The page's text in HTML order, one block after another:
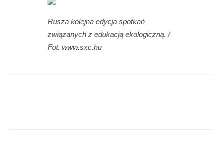
Rusza kolejna edycja spotkań
związanych z edukacją ekologiczną. /
Fot. www.sxc.hu